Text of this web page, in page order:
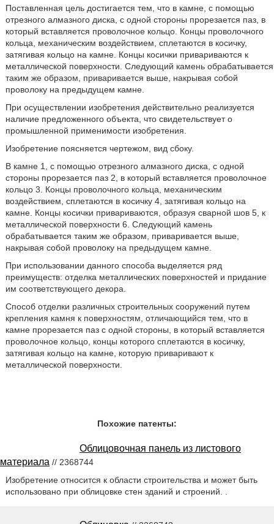
Поставленная цель достигается тем, что в камне, с помощью
отрезного алмазного диска, с одной стороны прорезается паз, в
который вставляется проволочное кольцо. Концы проволочного
кольца, механическим воздействием, сплетаются в косичку,
затягивая кольцо на камне. Концы косички привариваются к
металлической поверхности. Следующий камень обрабатывается
таким же образом, приваривается выше, накрывая собой
проволоку на предыдущем камне.
При осуществлении изобретения действительно реализуется
наличие предложенного объекта, что свидетельствует о
промышленной применимости изобретения.
Изобретение поясняется чертежом, вид сбоку.
В камне 1, с помощью отрезного алмазного диска, с одной
стороны прорезается паз 2, в который вставляется проволочное
кольцо 3. Концы проволочного кольца, механическим
воздействием, сплетаются в косичку 4, затягивая кольцо на
камне. Концы косички привариваются, образуя сварной шов 5, к
металлической поверхности 6. Следующий камень
обрабатывается таким же образом, приваривается выше,
накрывая собой проволоку на предыдущем камне.
При использовании данного способа выделяется ряд
преимуществ: отделка металлических поверхностей и придание
им соответствующего декора.
Способ отделки различных строительных сооружений путем
крепления камня к поверхностям, отличающийся тем, что в
камне прорезается паз с одной стороны, в который вставляется
проволочное кольцо, концы которого сплетаются в косичку,
затягивая кольцо на камне, которую приваривают к
металлической поверхности.
Похожие патенты:
Облицовочная панель из листового
материала // 2368744
Изобретение относится к области строительства и может быть
использовано при облицовке стен зданий и строений. .